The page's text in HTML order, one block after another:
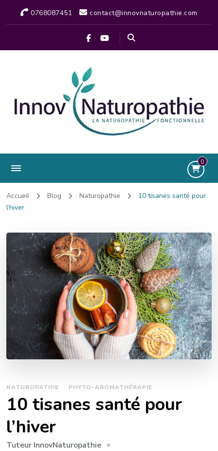
0768087451 contact@innovnaturopathie.com
0
Accueil Blog Naturopathie
10 tisanes santé pour
l’hiver
NATUROPATHIE PHYTO-AROMATHÉRAPIE
10 tisanes santé pour
l’hiver
Tuteur InnovNaturopathie